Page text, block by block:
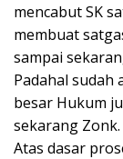
mencabut SK
membuat
sampai
Padahal sudah
besar Hukum
sekarang Zonk.
Atas dasar